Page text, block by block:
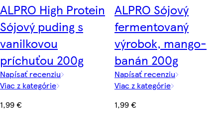
ALPRO High Protein
Sójový puding s
vanilkovou
príchuťou 200g
Napísať recenziu
Viac z kategórie
1,99 €
ALPRO Sójový
fermentovaný
výrobok, mango-
banán 200g
Napísať recenziu
Viac z kategórie
1,99 €